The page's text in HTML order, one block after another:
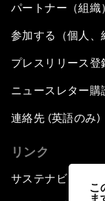
こ
ま
パートナー（組織
参加する（個人、
プレスリリース登
ニュースレター購
連絡先 (英語のみ)
リンク
サステナビリティ